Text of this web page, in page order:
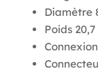
Diamètre
Poids 20,7